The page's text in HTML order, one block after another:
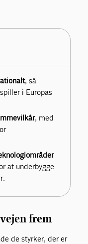
, så
i Europas
, med
at underbygge
frem
de styrker, der er